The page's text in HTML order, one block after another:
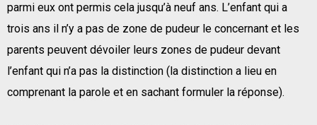
parmi eux ont permis cela jusqu’à neuf ans. L’enfant qui a
trois ans il n’y a pas de zone de pudeur le concernant et les
parents peuvent dévoiler leurs zones de pudeur devant
l’enfant qui n’a pas la distinction (la distinction a lieu en
comprenant la parole et en sachant formuler la réponse).